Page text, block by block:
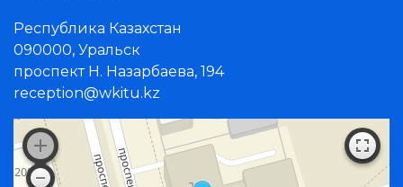
Республика Казахстан
090000, Уральск
проспект Н. Назарбаева, 194
reception@wkitu.kz